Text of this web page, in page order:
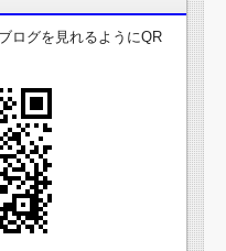
ログを見れるようにQR